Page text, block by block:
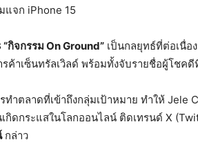
แจก iPhone 15
กิจกรรม On Ground” เป็นกลยุทธ์ที่ต่อเนื่อ
ค้าเซ็นทรัลเวิลด์ พร้อมทั้งจับรายชื่อผู้โชคดี
ทำตลาดที่เข้าถึงกลุ่มเป้าหมาย ทำให้ Jele
เกิดกระแสในโลกออนไลน์ ติดเทรนด์ X
กล่าว